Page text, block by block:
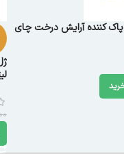
کننده آرایش درخت چای